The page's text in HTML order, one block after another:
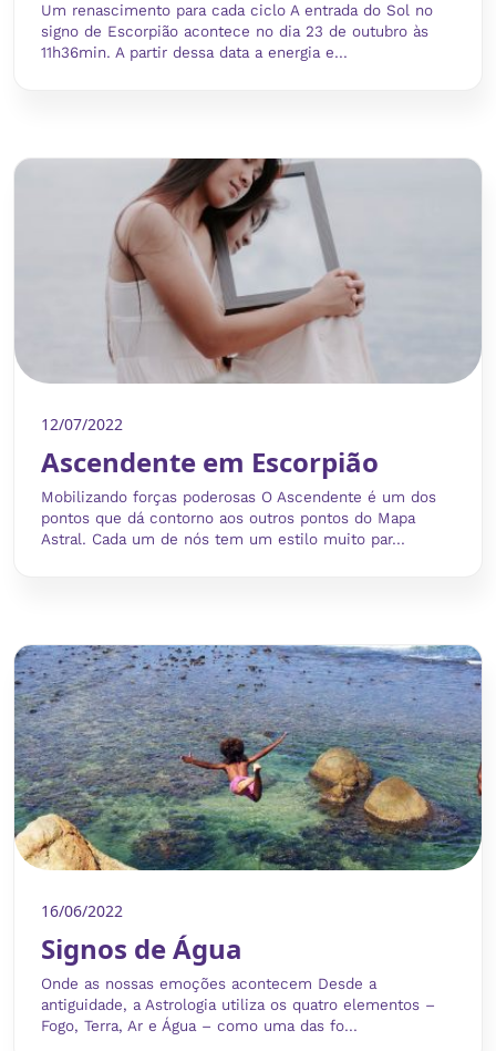
Um renascimento para cada ciclo A entrada do Sol no
signo de Escorpião acontece no dia 23 de outubro às
11h36min. A partir dessa data a energia e...
12/07/2022
Ascendente em Escorpião
Mobilizando forças poderosas O Ascendente é um dos
pontos que dá contorno aos outros pontos do Mapa
Astral. Cada um de nós tem um estilo muito par...
16/06/2022
Signos de Água
Onde as nossas emoções acontecem Desde a
antiguidade, a Astrologia utiliza os quatro elementos –
Fogo, Terra, Ar e Água – como uma das fo...